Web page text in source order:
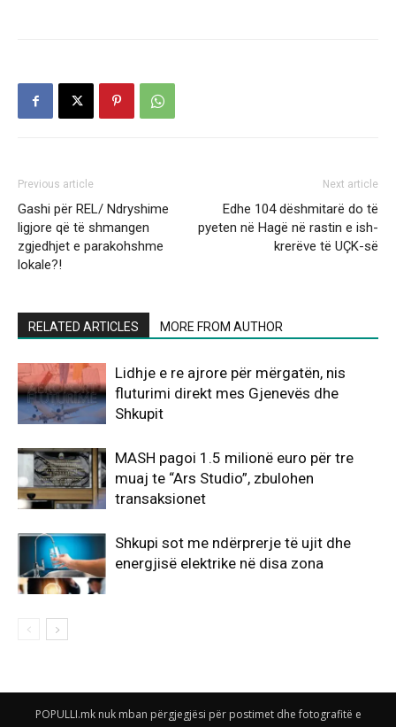
Previous article
Gashi për REL/ Ndryshime
ligjore që të shmangen
zgjedhjet e parakohshme
lokale?!
Next article
Edhe 104 dëshmitarë do të
pyeten në Hagë në rastin e ish-
krerëve të UÇK-së
RELATED ARTICLES MORE FROM AUTHOR
Lidhje e re ajrore për mërgatën, nis
fluturimi direkt mes Gjenevës dhe
Shkupit
MASH pagoi 1.5 milionë euro për tre
muaj te “Ars Studio”, zbulohen
transaksionet
Shkupi sot me ndërprerje të ujit dhe
energjisë elektrike në disa zona
POPULLI.mk nuk mban përgjegjësi për postimet dhe fotografitë e